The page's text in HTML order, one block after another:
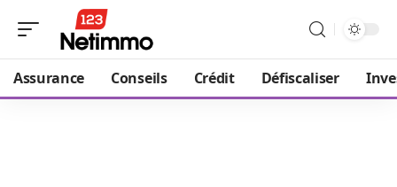
Assurance Conseils Crédit Défiscaliser